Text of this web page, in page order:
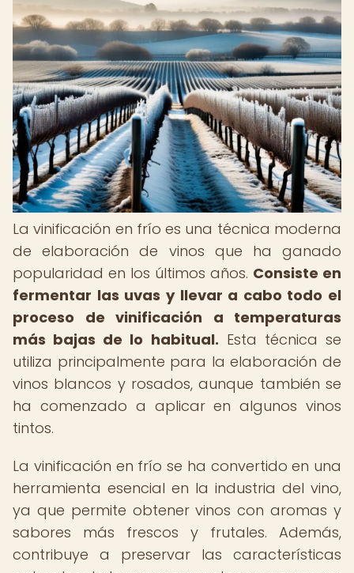
La vinificación en frío es una técnica moderna
de elaboración de vinos que ha ganado
popularidad en los últimos años. Consiste en
fermentar las uvas y llevar a cabo todo el
proceso de vinificación a temperaturas
más bajas de lo habitual. Esta técnica se
utiliza principalmente para la elaboración de
vinos blancos y rosados, aunque también se
ha comenzado a aplicar en algunos vinos
tintos.
La vinificación en frío se ha convertido en una
herramienta esencial en la industria del vino,
ya que permite obtener vinos con aromas y
sabores más frescos y frutales. Además,
contribuye a preservar las características